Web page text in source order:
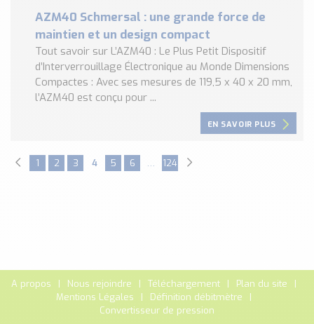
AZM40 Schmersal : une grande force de
maintien et un design compact
Tout savoir sur L’AZM40 : Le Plus Petit Dispositif
d’Interverrouillage Électronique au Monde Dimensions
Compactes : Avec ses mesures de 119,5 x 40 x 20 mm,
l’AZM40 est conçu pour ...
EN SAVOIR PLUS
1 2 3 4 5 6 … 124
A propos Nous rejoindre Téléchargement
Plan du site
Mentions Légales
Définition débitmètre
Convertisseur de pression